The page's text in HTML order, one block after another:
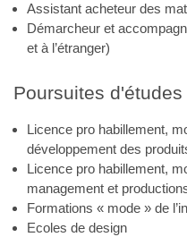
Assistant acheteur des
Démarcheur et
et à l’étranger)
Poursuites d'études
Licence pro habillement,
développement des
Licence pro habillement,
management et
Formations « mode » de
Ecoles de design